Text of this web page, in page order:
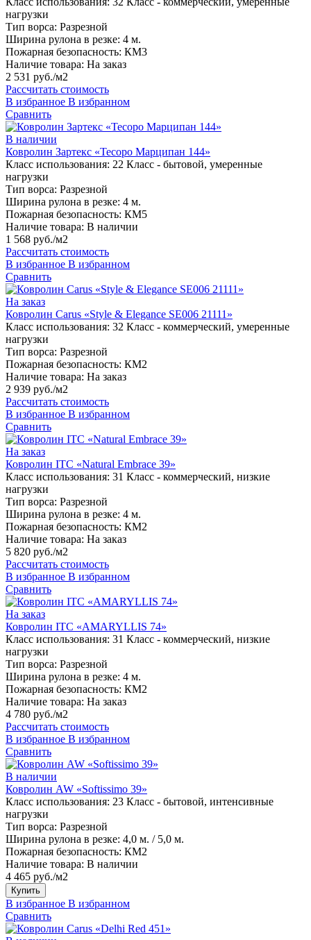
нагрузки
Тип ворса: Разрезной
Ширина рулона в резке: 4 м.
Пожарная безопасность: КМ3
Наличие товара: На заказ
2 531 руб./м2
Рассчитать стоимость
В избранное В избранном
Сравнить
В наличии
Ковролин Зартекс «Тесоро Марципан 144»
Класс использования: 22 Класс - бытовой, умеренные
нагрузки
Тип ворса: Разрезной
Ширина рулона в резке: 4 м.
Пожарная безопасность: КМ5
Наличие товара: В наличии
1 568 руб./м2
Рассчитать стоимость
В избранное В избранном
Сравнить
На заказ
Ковролин Carus «Style & Elegance SE006 21111»
Класс использования: 32 Класс - коммерческий, умеренные
нагрузки
Тип ворса: Разрезной
Пожарная безопасность: КМ2
Наличие товара: На заказ
2 939 руб./м2
Рассчитать стоимость
В избранное В избранном
Сравнить
На заказ
Ковролин ITC «Natural Embrace 39»
Класс использования: 31 Класс - коммерческий, низкие
нагрузки
Тип ворса: Разрезной
Ширина рулона в резке: 4 м.
Пожарная безопасность: КМ2
Наличие товара: На заказ
5 820 руб./м2
Рассчитать стоимость
В избранное В избранном
Сравнить
На заказ
Ковролин ITC «AMARYLLIS 74»
Класс использования: 31 Класс - коммерческий, низкие
нагрузки
Тип ворса: Разрезной
Ширина рулона в резке: 4 м.
Пожарная безопасность: КМ2
Наличие товара: На заказ
4 780 руб./м2
Рассчитать стоимость
В избранное В избранном
Сравнить
В наличии
Ковролин AW «Softissimo 39»
Класс использования: 23 Класс - бытовой, интенсивные
нагрузки
Тип ворса: Разрезной
Ширина рулона в резке: 4,0 м. / 5,0 м.
Пожарная безопасность: КМ2
Наличие товара: В наличии
4 465 руб./м2
Купить
В избранное В избранном
Сравнить